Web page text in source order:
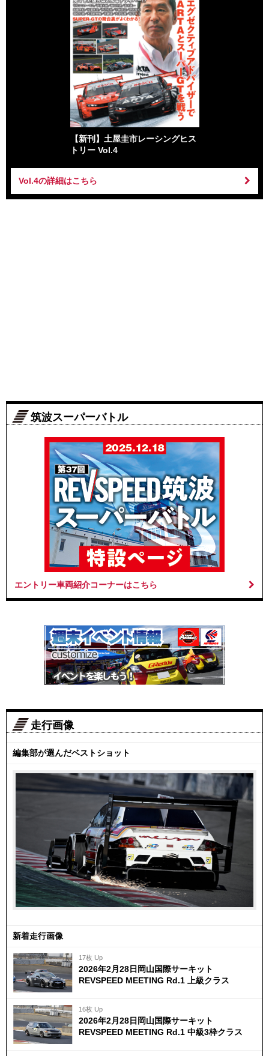
【新刊】土屋圭市レーシングヒス
トリー Vol.4
Vol.4の詳細はこちら
筑波スーパーバトル
エントリー車両紹介コーナーはこちら
走行画像
編集部が選んだベストショット
新着走行画像
17枚 Up
2026年2月28日岡山国際サーキット
REVSPEED MEETING Rd.1 上級クラス
16枚 Up
2026年2月28日岡山国際サーキット
REVSPEED MEETING Rd.1 中級3枠クラス